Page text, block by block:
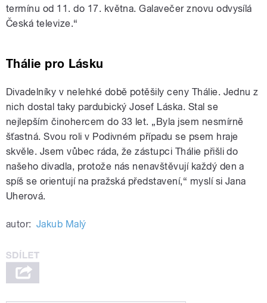
termínu od 11. do 17. května. Galavečer znovu odvysílá
Česká televize.“
Thálie pro Lásku
Divadelníky v nelehké době potěšily ceny Thálie. Jednu z
nich dostal taky pardubický Josef Láska. Stal se
nejlepším činohercem do 33 let. „Byla jsem nesmírně
šťastná. Svou roli v Podivném případu se psem hraje
skvěle. Jsem vůbec ráda, že zástupci Thálie přišli do
našeho divadla, protože nás nenavštěvují každý den a
spíš se orientují na pražská představení,“ myslí si Jana
Uherová.
autor: Jakub Malý